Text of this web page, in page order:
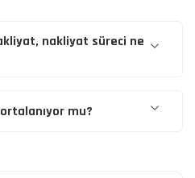
nakliyat süreci ne
mu?